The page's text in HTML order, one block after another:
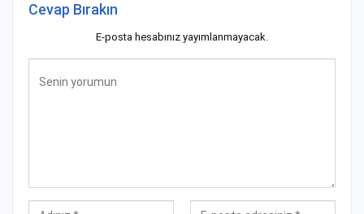
Cevap Bırakın
E-posta hesabınız yayımlanmayacak.